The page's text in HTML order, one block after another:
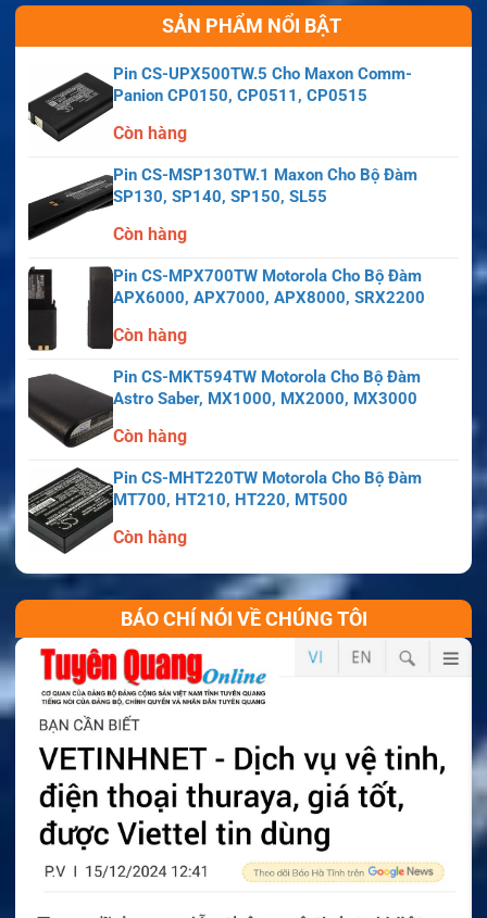
SẢN PHẨM NỔI BẬT
Pin CS-UPX500TW.5 Cho Maxon Comm-
Panion CP0150, CP0511, CP0515
Còn hàng
Pin CS-MSP130TW.1 Maxon Cho Bộ Đàm
SP130, SP140, SP150, SL55
Còn hàng
Pin CS-MPX700TW Motorola Cho Bộ Đàm
APX6000, APX7000, APX8000, SRX2200
Còn hàng
Pin CS-MKT594TW Motorola Cho Bộ Đàm
Astro Saber, MX1000, MX2000, MX3000
Còn hàng
Pin CS-MHT220TW Motorola Cho Bộ Đàm
MT700, HT210, HT220, MT500
Còn hàng
BÁO CHÍ NÓI VỀ CHÚNG TÔI